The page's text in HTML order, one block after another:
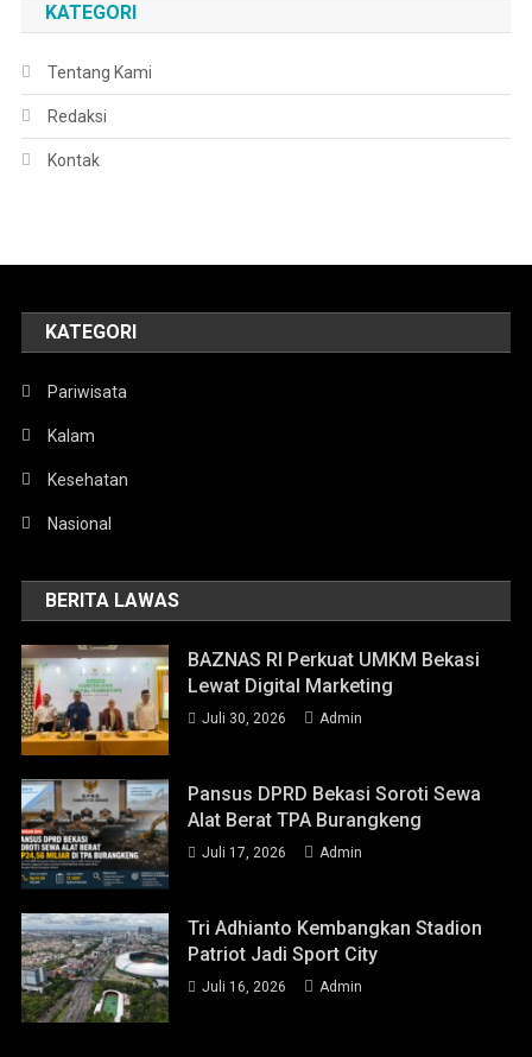
KATEGORI
Tentang Kami
Redaksi
Kontak
KATEGORI
Pariwisata
Kalam
Kesehatan
Nasional
BERITA LAWAS
BAZNAS RI Perkuat UMKM Bekasi
Lewat Digital Marketing
Juli 30, 2026 Admin
Pansus DPRD Bekasi Soroti Sewa
Alat Berat TPA Burangkeng
Juli 17, 2026 Admin
Tri Adhianto Kembangkan Stadion
Patriot Jadi Sport City
Juli 16, 2026 Admin